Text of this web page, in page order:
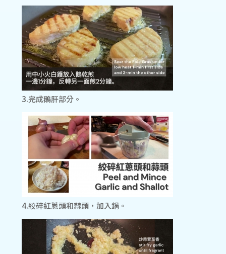
3.完成鵝肝部分。
4.絞碎紅蔥頭和蒜頭，加入鍋。